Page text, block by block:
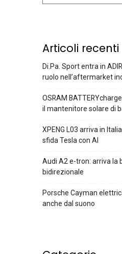
Articoli recenti
Di.Pa. Sport entra in
ruolo nell’aftermarket
OSRAM
il mantenitore solare di
XPENG L03 arriva in
sfida Tesla con AI
Audi A2 e-tron: arriva la
bidirezionale
Porsche Cayman
anche dal suono